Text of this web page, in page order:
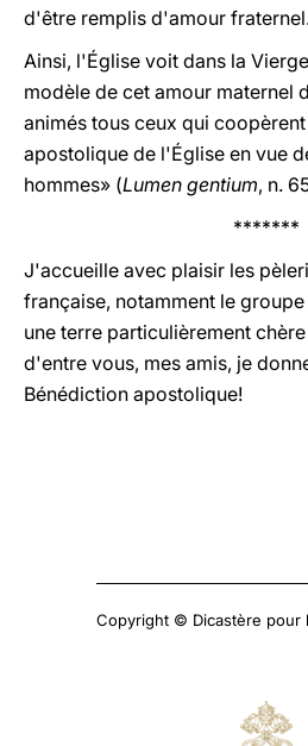
d'être remplis d'amour
Ainsi, l'Église voit dans la
modèle de cet amour maternel
animés tous ceux qui
apostolique de l'Église en vue
hommes» (Lumen gentium, n.
*******
J'accueille avec plaisir les
française, notamment le
une terre particulièrement
d'entre vous, mes amis, je
Bénédiction apostolique!
Copyright © Dicastère pour